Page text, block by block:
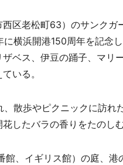
区老松町63）のサンクガ
横浜開港150周年を記念
ベス、伊豆の踊子、マリ
いる。
散歩やピクニックに訪れ
したバラの香りをたのし
、イギリス館）の庭、港